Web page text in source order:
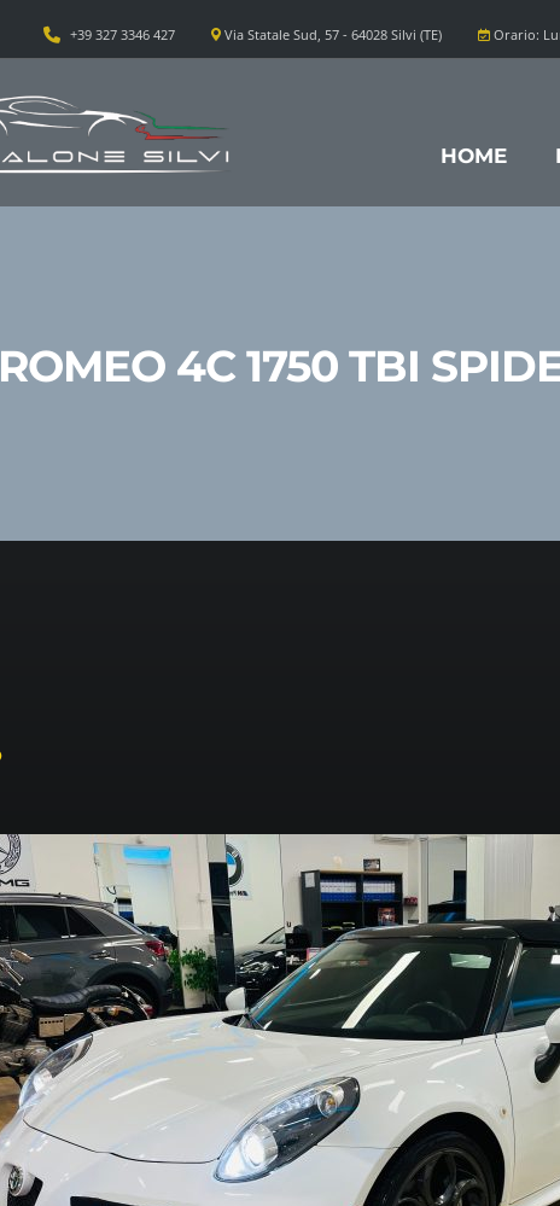
Orario:
Via Statale Sud, 57 - 64028 Silvi (TE)
+39 327 3346 427
HOME
4C 1750 TBI